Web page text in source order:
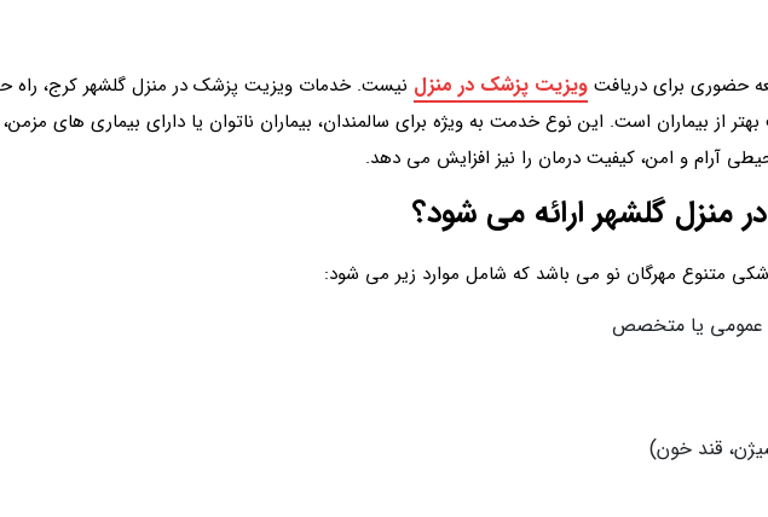
حضوری برای دریافت ویزیت پزشک در منزل نیست. خدمات ویزیت پزشک در منزل گلشهر کرج، راه
از بیماران است. این نوع خدمت به ویژه برای سالمندان، بیماران ناتوان یا دارای بیماری های
و امن، کیفیت درمان را نیز افزایش می دهد.
گلشهر ارائه می شود؟
متنوع مهرگان نو می باشد که شامل موارد زیر می شود:
عمومی یا متخصص
قند خون)